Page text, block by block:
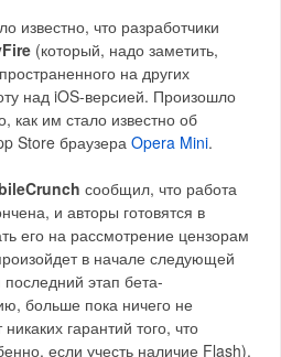
известно, что разработчики
(который, надо заметить,
на других
над iOS-версией. Произошло
как им стало известно об
Store браузераOpera Mini.
сообщил, что работа
и авторы готовятся в
его на рассмотрение цензорам
в начале следующей
этап бета-
больше пока ничего не
гарантий того, что
если учесть наличие Flash).